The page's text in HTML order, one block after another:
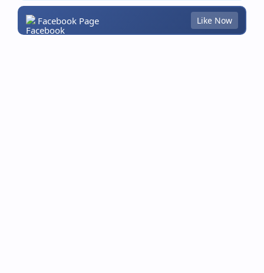
Facebook Page Like Now